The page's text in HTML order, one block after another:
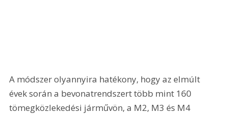
A módszer olyannyira hatékony, hogy az elmúlt
évek során a bevonatrendszert több mint 160
tömegközlekedési járművön, a M2, M3 és M4